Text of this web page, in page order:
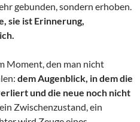
gebunden, sondern erhoben.
sie ist Erinnerung,
Moment, den man nicht
dem Augenblick, in dem die
und die neue noch nicht
Zwischenzustand, ein